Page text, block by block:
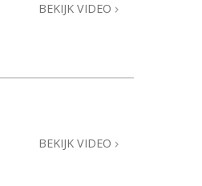
De Technologie van
BEKIJK VIDEO
BEKIJK VIDEO